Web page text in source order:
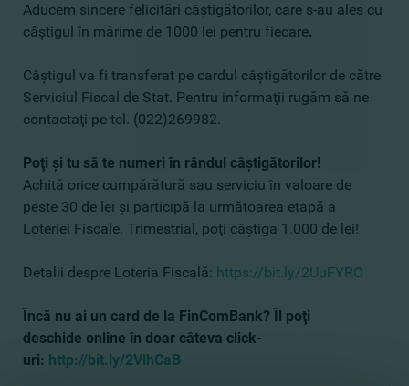
Aducem sincere felicitări câştigătorilor, сare s-au ales cu
câştigul în mărime de 1000 lei pentru fiecare.
Câştigul va fi transferat pe cardul câştigătorilor de către
Serviciul Fiscal de Stat. Pentru informaţii rugăm să ne
contactaţi pe tel. (022)269982.
Poţi şi tu să te numeri în rândul câştigătorilor!
Achită orice cumpărătură sau serviciu în valoare de
peste 30 de lei şi participă la următoarea etapă a
Loteriei Fiscale. Trimestrial, poţi câştiga 1.000 de lei!
Detalii despre Loteria Fiscală: https://bit.ly/2UuFYRO
Încă nu ai un card de la FinComBank? Îl poţi
deschide online în doar câteva click-
uri: http://bit.ly/2VlhCaB